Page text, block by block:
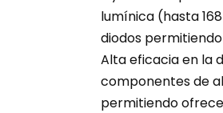
de
lumínica (hasta
diodos
Alta eficacia en la
componentes de
permitiendo